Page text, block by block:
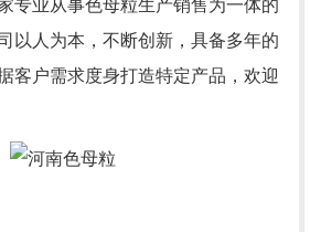
专业从事色母粒生产销售为一体的
以人为本，不断创新，具备多年的
客户需求度身打造特定产品，欢迎